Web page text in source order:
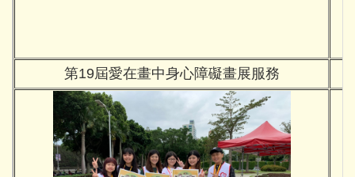
第19屆愛在畫中身心障礙畫展服務